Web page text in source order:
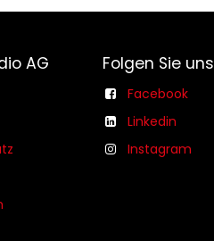
AG Folgen Sie uns
Facebook
Linkedin
Instagram